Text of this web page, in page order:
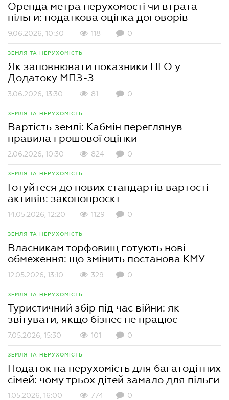
Оренда метра нерухомості чи втрата
пільги: податкова оцінка договорів
9.06.2026, 10:30 118 0
ЗЕМЛЯ ТА НЕРУХОМІСТЬ
Як заповнювати показники НГО у
Додатоку МПЗ-З
3.06.2026, 13:30 81 0
ЗЕМЛЯ ТА НЕРУХОМІСТЬ
Вартість землі: Кабмін переглянув
правила грошової оцінки
2.06.2026, 10:30 824 0
ЗЕМЛЯ ТА НЕРУХОМІСТЬ
Готуйтеся до нових стандартів вартості
активів: законопроєкт
14.05.2026, 12:20 1129 0
ЗЕМЛЯ ТА НЕРУХОМІСТЬ
Власникам торфовищ готують нові
обмеження: що змінить постанова КМУ
12.05.2026, 13:10 329 0
ЗЕМЛЯ ТА НЕРУХОМІСТЬ
Туристичний збір під час війни: як
звітувати, якщо бізнес не працює
7.05.2026, 15:30 101 0
ЗЕМЛЯ ТА НЕРУХОМІСТЬ
Податок на нерухомість для багатодітних
сімей: чому трьох дітей замало для пільги
1.05.2026, 16:00 774 0